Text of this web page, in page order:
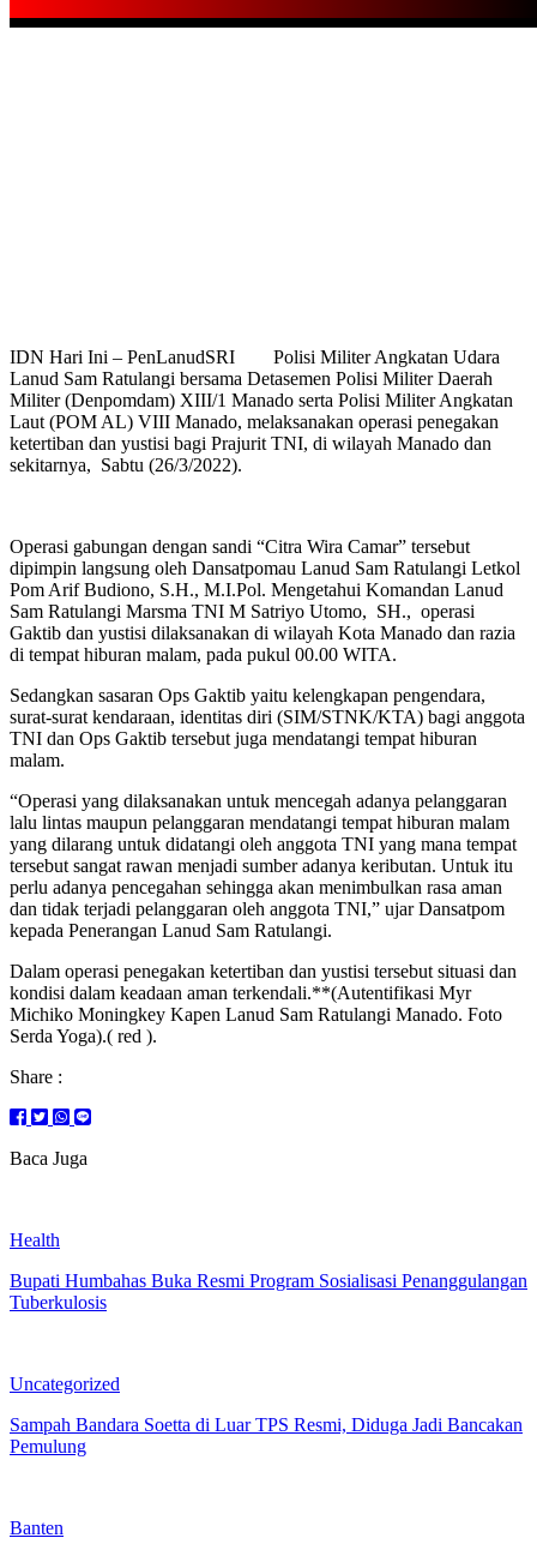
IDN Hari Ini – PenLanudSRI Polisi Militer Angkatan Udara
Lanud Sam Ratulangi bersama Detasemen Polisi Militer Daerah
Militer (Denpomdam) XIII/1 Manado serta Polisi Militer Angkatan
Laut (POM AL) VIII Manado, melaksanakan operasi penegakan
ketertiban dan yustisi bagi Prajurit TNI, di wilayah Manado dan
sekitarnya, Sabtu (26/3/2022).
Operasi gabungan dengan sandi “Citra Wira Camar” tersebut
dipimpin langsung oleh Dansatpomau Lanud Sam Ratulangi Letkol
Pom Arif Budiono, S.H., M.I.Pol. Mengetahui Komandan Lanud
Sam Ratulangi Marsma TNI M Satriyo Utomo, SH., operasi
Gaktib dan yustisi dilaksanakan di wilayah Kota Manado dan razia
di tempat hiburan malam, pada pukul 00.00 WITA.
Sedangkan sasaran Ops Gaktib yaitu kelengkapan pengendara,
surat-surat kendaraan, identitas diri (SIM/STNK/KTA) bagi anggota
TNI dan Ops Gaktib tersebut juga mendatangi tempat hiburan
malam.
“Operasi yang dilaksanakan untuk mencegah adanya pelanggaran
lalu lintas maupun pelanggaran mendatangi tempat hiburan malam
yang dilarang untuk didatangi oleh anggota TNI yang mana tempat
tersebut sangat rawan menjadi sumber adanya keributan. Untuk itu
perlu adanya pencegahan sehingga akan menimbulkan rasa aman
dan tidak terjadi pelanggaran oleh anggota TNI,” ujar Dansatpom
kepada Penerangan Lanud Sam Ratulangi.
Dalam operasi penegakan ketertiban dan yustisi tersebut situasi dan
kondisi dalam keadaan aman terkendali.**(Autentifikasi Myr
Michiko Moningkey Kapen Lanud Sam Ratulangi Manado. Foto
Serda Yoga).( red ).
Share :
Baca Juga
Health
Bupati Humbahas Buka Resmi Program Sosialisasi Penanggulangan
Tuberkulosis
Uncategorized
Sampah Bandara Soetta di Luar TPS Resmi, Diduga Jadi Bancakan
Pemulung
Banten